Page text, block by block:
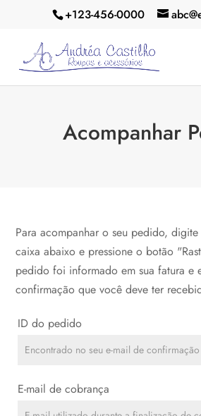
+123-456-0000
Acompanhar
Para acompanhar o seu pedido,
caixa abaixo e pressione o botão
pedido foi informado em sua fatura e
confirmação que você deve ter
ID do pedido
E-mail de cobrança